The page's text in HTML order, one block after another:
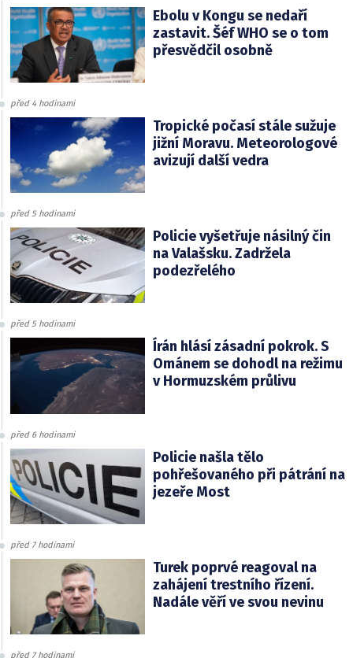
Ebolu v Kongu se nedaří
zastavit. Šéf WHO se o tom
přesvědčil osobně
před 4 hodinami
Tropické počasí stále sužuje
jižní Moravu. Meteorologové
avizují další vedra
před 5 hodinami
Policie vyšetřuje násilný čin
na Valašsku. Zadržela
podezřelého
před 5 hodinami
Írán hlásí zásadní pokrok. S
Ománem se dohodl na režimu
v Hormuzském průlivu
před 6 hodinami
Policie našla tělo
pohřešovaného při pátrání na
jezeře Most
před 7 hodinami
Turek poprvé reagoval na
zahájení trestního řízení.
Nadále věří ve svou nevinu
před 7 hodinami